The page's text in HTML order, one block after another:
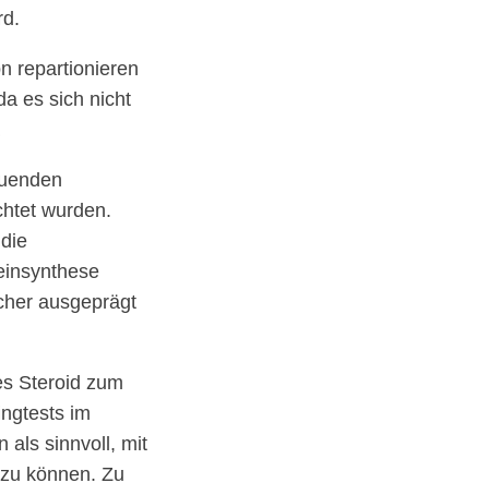
repartionieren
es sich nicht
wurden.
ausgeprägt
Steroid zum
im
als sinnvoll, mit
können. Zu